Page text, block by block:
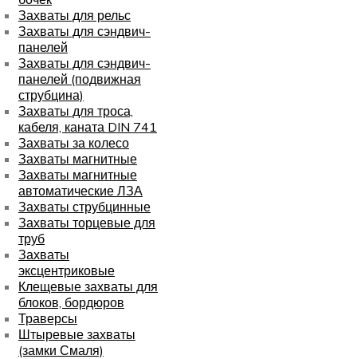
Захваты для рельс
Захваты для сэндвич-
панелей
Захваты для сэндвич-
панелей (подвижная
струбцина)
Захваты для троса,
кабеля, каната DIN 741
Захваты за колесо
Захваты магнитные
Захваты магнитные
автоматические ЛЗА
Захваты струбцинные
Захваты торцевые для
труб
Захваты
эксцентриковые
Клещевые захваты для
блоков, бордюров
Траверсы
Штыревые захваты
(замки Смаля)